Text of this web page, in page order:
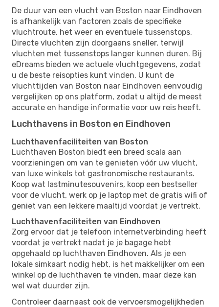
De duur van een vlucht van Boston naar Eindhoven
is afhankelijk van factoren zoals de specifieke
vluchtroute, het weer en eventuele tussenstops.
Directe vluchten zijn doorgaans sneller, terwijl
vluchten met tussenstops langer kunnen duren. Bij
eDreams bieden we actuele vluchtgegevens, zodat
u de beste reisopties kunt vinden. U kunt de
vluchttijden van Boston naar Eindhoven eenvoudig
vergelijken op ons platform, zodat u altijd de meest
accurate en handige informatie voor uw reis heeft.
Luchthavens in Boston en Eindhoven
Luchthavenfaciliteiten van Boston
Luchthaven Boston biedt een breed scala aan
voorzieningen om van te genieten vóór uw vlucht,
van luxe winkels tot gastronomische restaurants.
Koop wat lastminutesouvenirs, koop een bestseller
voor de vlucht, werk op je laptop met de gratis wifi of
geniet van een lekkere maaltijd voordat je vertrekt.
Luchthavenfaciliteiten van Eindhoven
Zorg ervoor dat je telefoon internetverbinding heeft
voordat je vertrekt nadat je je bagage hebt
opgehaald op luchthaven Eindhoven. Als je een
lokale simkaart nodig hebt, is het makkelijker om een ​​
winkel op de luchthaven te vinden, maar deze kan
wel wat duurder zijn.
Controleer daarnaast ook de vervoersmogelijkheden